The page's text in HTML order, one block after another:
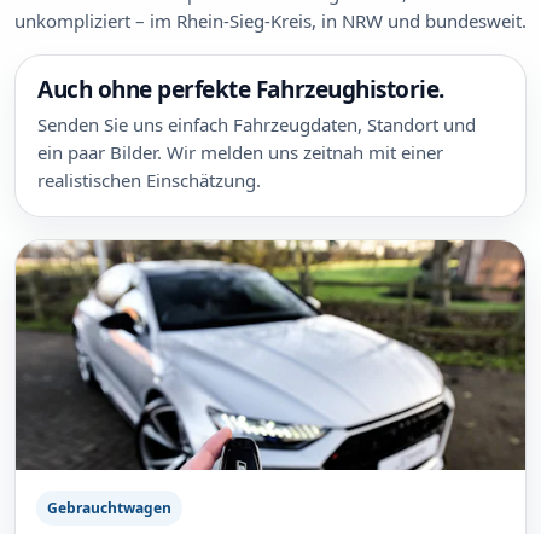
unkompliziert – im Rhein-Sieg-Kreis, in NRW und bundesweit.
Auch ohne perfekte Fahrzeughistorie.
Senden Sie uns einfach Fahrzeugdaten, Standort und
ein paar Bilder. Wir melden uns zeitnah mit einer
realistischen Einschätzung.
Gebrauchtwagen